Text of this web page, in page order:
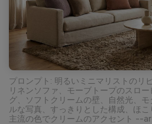
プロンプト: 明るいミニマリストのリ
リネンソファ、モーブトープのスロ
グ、ソフトクリームの壁、自然光、
ルな写真、すっきりとした構成、ほ
主流の色でクリームのアクセント --